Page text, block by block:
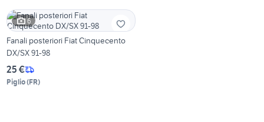
6
Fanali posteriori Fiat Cinquecento
DX/SX 91-98
25 €
Piglio(FR)